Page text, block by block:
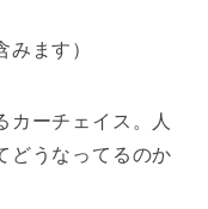
ます）
カーチェイス。人
どうなってるのか